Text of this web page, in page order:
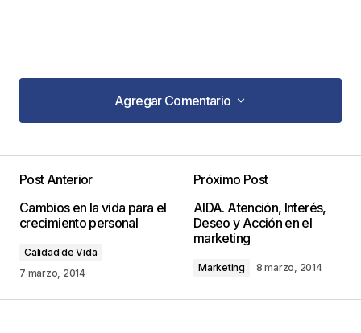
Agregar Comentario
Agregar Comentario
publicada. Los campos obligatorios están
marcados con*
Comentario
Post Anterior
Cambios en la vida para el
crecimiento personal
Calidad de Vida
7 marzo, 2014
Próximo Post
AIDA. Atención, Interés,
Deseo y Acción en el
marketing
Marketing 8 marzo, 2014